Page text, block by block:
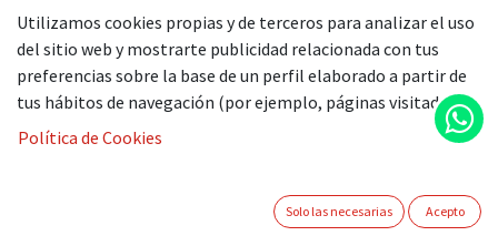
VitaPower, 1200 W, Acero
MMB6172S
Alta potencia y velocidad: potente motor de 1.200 W y una
Utilizamos cookies propias y de terceros para analizar el uso
del sitio web y mostrarte publicidad relacionada con tus
preferencias sobre la base de un perfil elaborado a partir de
tus hábitos de navegación (por ejemplo, páginas visitadas).
Política de Cookies
Solo las necesarias Acepto